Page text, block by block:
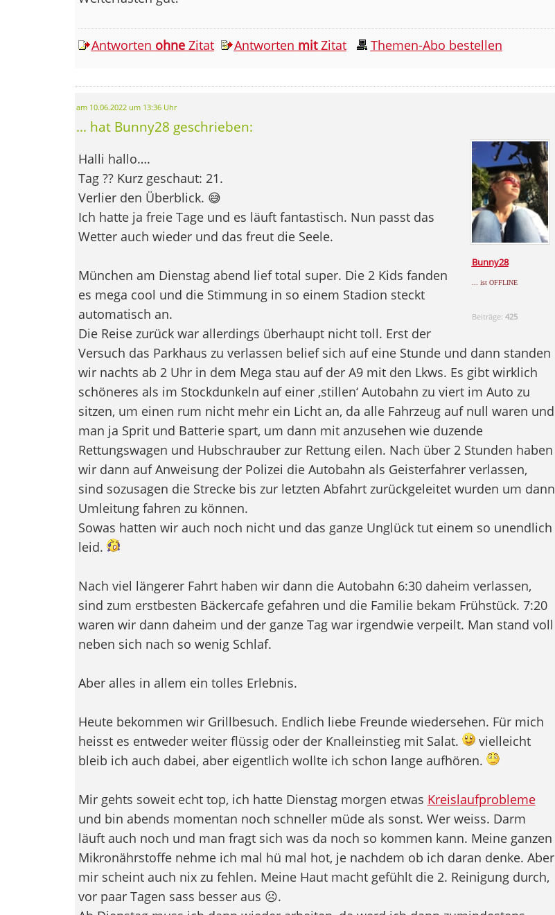
Antworten ohneZitat Antworten mitZitat Themen-Abo bestellen
am 10.06.2022 um 13:36 Uhr
... hat Bunny28 geschrieben:
Bunny28
... ist OFFLINE
Beiträge: 425
Halli hallo….
Tag ?? Kurz geschaut: 21.
Verlier den Überblick. 😅
Ich hatte ja freie Tage und es läuft fantastisch. Nun passt das
Wetter auch wieder und das freut die Seele.
München am Dienstag abend lief total super. Die 2 Kids fanden
es mega cool und die Stimmung in so einem Stadion steckt
automatisch an.
Die Reise zurück war allerdings überhaupt nicht toll. Erst der
Versuch das Parkhaus zu verlassen belief sich auf eine Stunde und dann standen
wir nachts ab 2 Uhr in dem Mega stau auf der A9 mit den Lkws. Es gibt wirklich
schöneres als im Stockdunkeln auf einer ‚stillen‘ Autobahn zu viert im Auto zu
sitzen, um einen rum nicht mehr ein Licht an, da alle Fahrzeug auf null waren und
man ja Sprit und Batterie spart, um dann mit anzusehen wie duzende
Rettungswagen und Hubschrauber zur Rettung eilen. Nach über 2 Stunden haben
wir dann auf Anweisung der Polizei die Autobahn als Geisterfahrer verlassen,
sind sozusagen die Strecke bis zur letzten Abfahrt zurückgeleitet wurden um dann
Umleitung fahren zu können.
Sowas hatten wir auch noch nicht und das ganze Unglück tut einem so unendlich
leid.
Nach viel längerer Fahrt haben wir dann die Autobahn 6:30 daheim verlassen,
sind zum erstbesten Bäckercafe gefahren und die Familie bekam Frühstück. 7:20
waren wir dann daheim und der ganze Tag war irgendwie verpeilt. Man stand voll
neben sich nach so wenig Schlaf.
Aber alles in allem ein tolles Erlebnis.
Heute bekommen wir Grillbesuch. Endlich liebe Freunde wiedersehen. Für mich
heisst es entweder weiter flüssig oder der Knalleinstieg mit Salat.
vielleicht
bleib ich auch dabei, aber eigentlich wollte ich schon lange aufhören.
Mir gehts soweit echt top, ich hatte Dienstag morgen etwas Kreislaufprobleme
und bin abends momentan noch schneller müde als sonst. Wer weiss. Darm
läuft auch noch und man fragt sich was da noch so kommen kann. Meine ganzen
Mikronährstoffe nehme ich mal hü mal hot, je nachdem ob ich daran denke. Aber
mir scheint auch nix zu fehlen. Meine Haut macht gefühlt die 2. Reinigung durch,
vor paar Tagen sass besser aus ☹️.